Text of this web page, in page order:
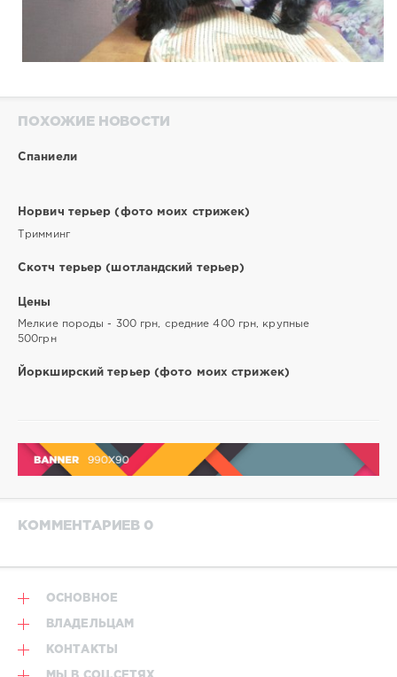
ПОХОЖИЕ НОВОСТИ
Спаниели
Норвич терьер (фото моих стрижек)
Тримминг
Скотч терьер (шотландский терьер)
Цены
Мелкие породы - 300 грн, средние 400 грн, крупные
500грн
Йоркширский терьер (фото моих стрижек)
КОММЕНТАРИЕВ 0
ОСНОВНОЕ
ВЛАДЕЛЬЦАМ
КОНТАКТЫ